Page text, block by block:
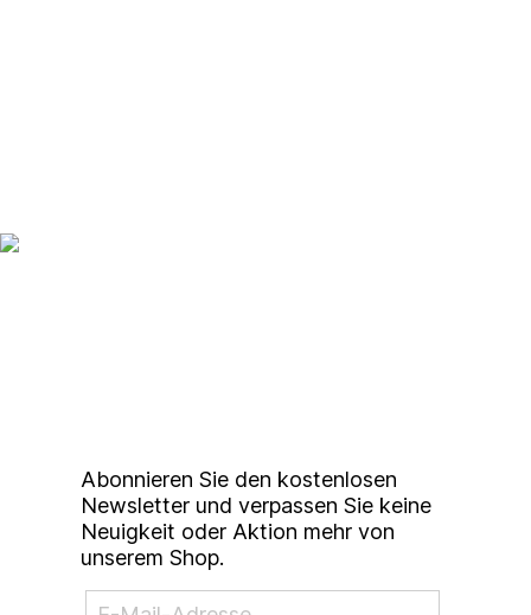
Abonnieren Sie den kostenlosen
Newsletter und verpassen Sie keine
Neuigkeit oder Aktion mehr von
unserem Shop.